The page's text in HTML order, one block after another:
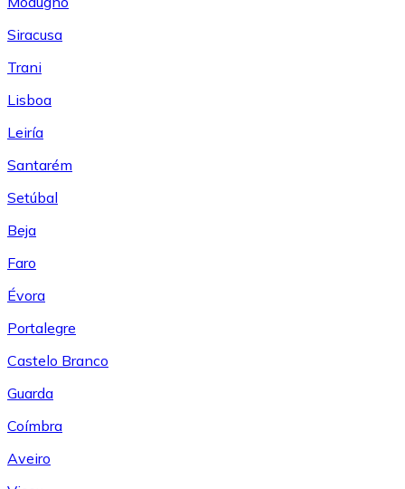
Siracusa
Trani
Lisboa
Leiría
Santarém
Setúbal
Beja
Faro
Évora
Portalegre
Castelo Branco
Guarda
Coímbra
Aveiro